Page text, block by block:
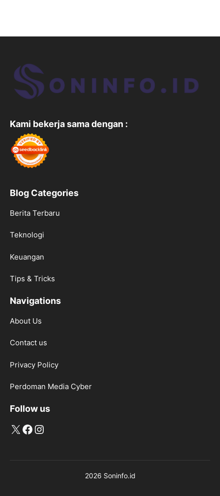
Kami bekerja sama dengan :
Blog Categories
Berita Terbaru
Teknologi
Keuangan
Tips & Tricks
Navigations
About Us
Contact us
Privacy Policy
Perdoman Media Cyber
Follow us
X Facebook
Instagram
2026 Soninfo.id